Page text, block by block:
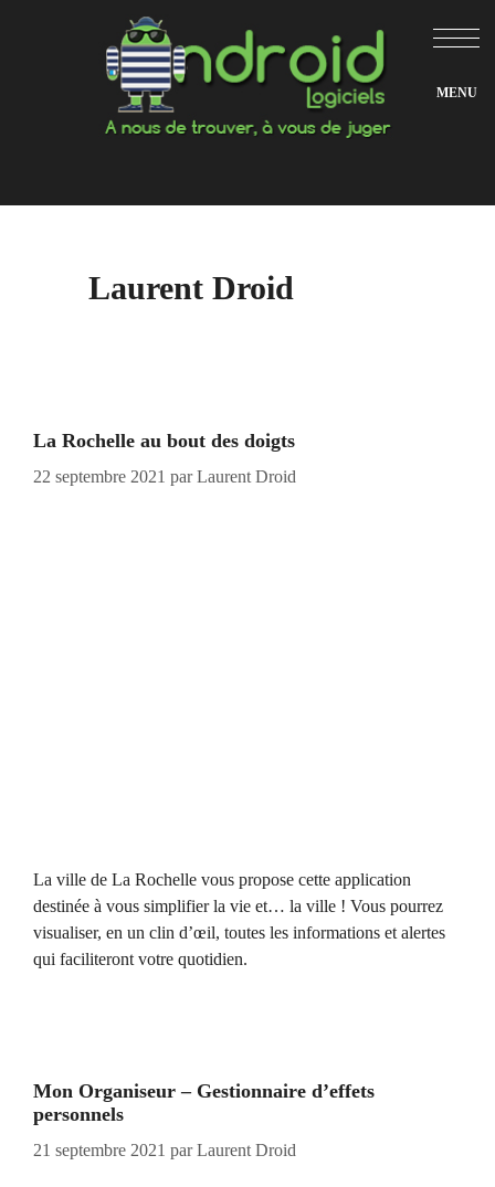
Laurent Droid
La Rochelle au bout des doigts
22 septembre 2021 parLaurent Droid
La ville de La Rochelle vous propose cette application
destinée à vous simplifier la vie et… la ville ! Vous pourrez
visualiser, en un clin d’œil, toutes les informations et alertes
qui faciliteront votre quotidien.
Mon Organiseur – Gestionnaire d’effets
personnels
21 septembre 2021 parLaurent Droid